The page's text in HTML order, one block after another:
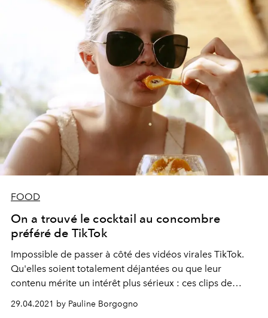
FOOD
On a trouvé le cocktail au concombre
préféré de TikTok
Impossible de passer à côté des vidéos virales TikTok.
Qu'elles soient totalement déjantées ou que leur
contenu mérite un intérêt plus sérieux : ces clips de
attention. Parmi les tendances grandissantes de la
29.04.2021 by Pauline Borgogno